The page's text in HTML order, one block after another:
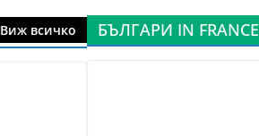
Виж всичко БЪЛГАРИ IN FRANCE